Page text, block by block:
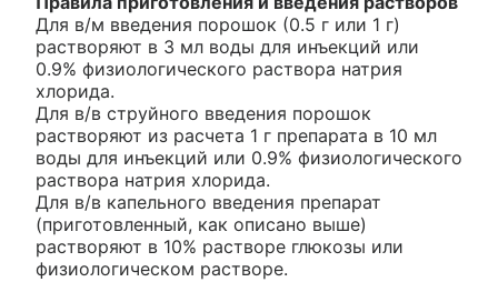
Для в/м введения порошок (0.5 г или 1 г)
растворяют в 3 мл воды для инъекций или
0.9% физиологического раствора натрия
хлорида.
Для в/в струйного введения порошок
растворяют из расчета 1 г препарата в 10 мл
воды для инъекций или 0.9% физиологического
раствора натрия хлорида.
Для в/в капельного введения препарат
(приготовленный, как описано выше)
растворяют в 10% растворе глюкозы или
физиологическом растворе.